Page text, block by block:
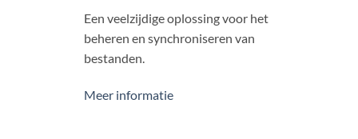
Een veelzijdige oplossing voor het
beheren en synchroniseren van
bestanden.
Meer informatie